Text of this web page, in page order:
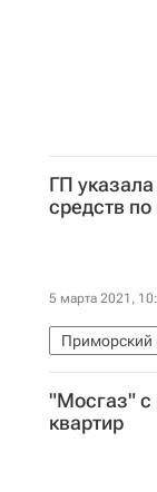
ГП
средств по
5 марта 2021,
Приморский
Дмитрий
"Мосгаз" с
квартир